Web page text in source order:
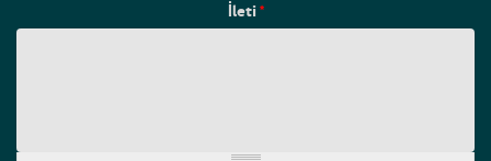
İleti*